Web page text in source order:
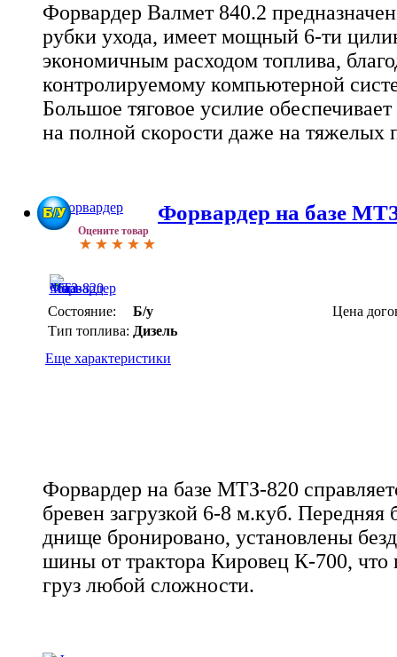
Форвардер Валмет 840.2
рубки ухода, имеет мощный 6-ти
экономичным расходом топлива,
контролируемому компьютерной
Большое тяговое усилие
на полной скорости даже на тяжелых
Оцените товар
Форвардер на базе
Состояние:
Б/у
Тип топлива: Дизель
Еще характеристики
Цена
Форвардер на базе МТЗ-820
бревен загрузкой 6-8 м.куб.
днище бронировано, установлены
шины от трактора Кировец К-700, что
груз любой сложности.